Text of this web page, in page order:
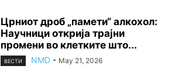
Црниот дроб „памети“ алкохол:
Научници открија трајни
промени во клетките што...
ВЕСТИ NMD - May 21, 2026